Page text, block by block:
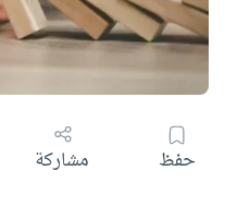
حفظ مشاركة